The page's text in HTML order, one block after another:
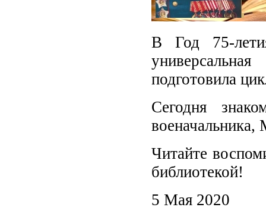
В Год 75-
подготовила
Сегодня
Читайте
библиотекой!
5 Мая 2020